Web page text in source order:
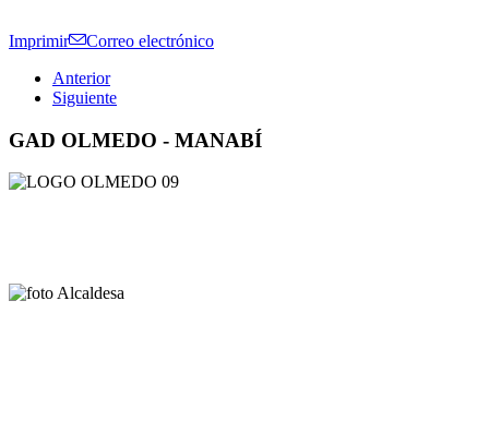
Imprimir
Correo electrónico
Anterior
Siguiente
GAD OLMEDO - MANABÍ